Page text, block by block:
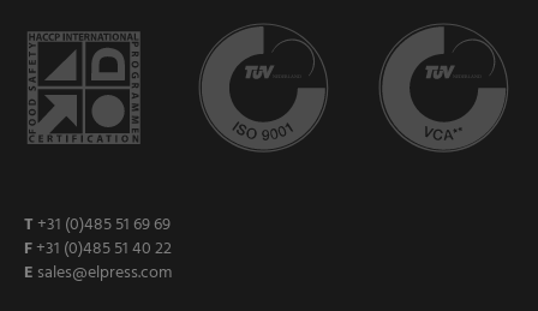
T +31 (0)485 51 69 69
F+31 (0)485 51 40 22
E sales@elpress.com